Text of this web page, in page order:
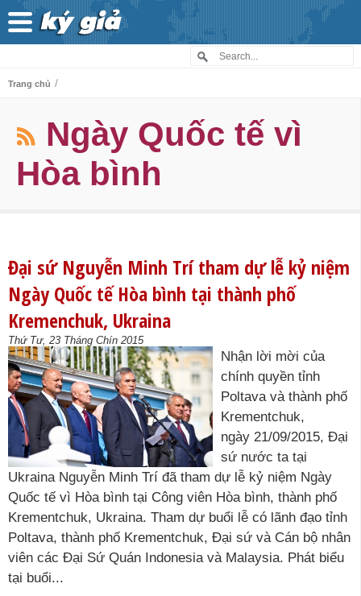
Trang chủ /
Ngày Quốc tế vì
Hòa bình
Đại sứ Nguyễn Minh Trí tham dự lễ kỷ niệm
Ngày Quốc tế Hòa bình tại thành phố
Kremenchuk, Ukraina
Thứ Tư, 23 Tháng Chín 2015
Nhận lời mời của
chính quyền tỉnh
Poltava và thành phố
Krementchuk,
ngày 21/09/2015, Đại
sứ nước ta tại
Ukraina Nguyễn Minh Trí đã tham dự lễ kỷ niệm Ngày
Quốc tế vì Hòa bình tại Công viên Hòa bình, thành phố
Krementchuk, Ukraina. Tham dự buổi lễ có lãnh đạo tỉnh
Poltava, thành phố Krementchuk, Đại sứ và Cán bộ nhân
viên các Đại Sứ Quán Indonesia và Malaysia. Phát biểu
tại buổi...